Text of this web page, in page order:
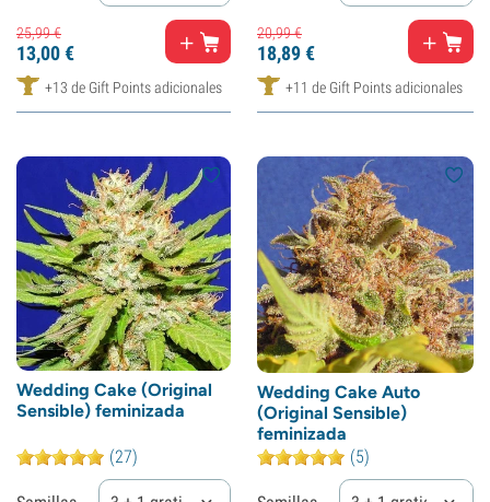
25,99€
13,00€
+13 de Gift Points adicionales
20,99€
18,89€
+11 de Gift Points adicionales
Wedding Cake (Original
Sensible) feminizada
(27)
Wedding Cake Auto
(Original Sensible)
feminizada
(5)